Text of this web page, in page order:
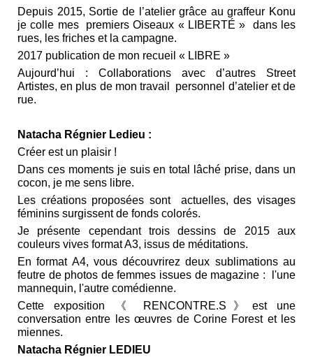
Depuis 2015, Sortie de l’atelier grâce au graffeur Konu
je colle mes premiers Oiseaux « LIBERTÉ » dans les
rues, les friches et la campagne.
2017 publication de mon recueil « LIBRE »
Aujourd’hui : Collaborations avec d’autres Street
Artistes, en plus de mon travail personnel d’atelier et de
rue.
Natacha Régnier Ledieu :
Créer est un plaisir !
Dans ces moments je suis en total lâché prise, dans un
cocon, je me sens libre.
Les créations proposées sont actuelles, des visages
féminins surgissent de fonds colorés.
Je présente cependant trois dessins de 2015 aux
couleurs vives format A3, issus de méditations.
En format A4, vous découvrirez deux sublimations au
feutre de photos de femmes issues de magazine : l'une
mannequin, l'autre comédienne.
Cette exposition 《 RENCONTRE.S》est une
conversation entre les œuvres de Corine Forest et les
miennes.
Natacha Régnier LEDIEU